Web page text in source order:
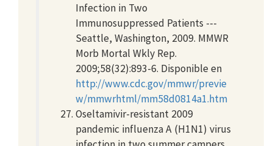
Infection in Two
Immunosuppressed Patients ---
Seattle, Washington, 2009. MMWR
Morb Mortal Wkly Rep.
2009;58(32):893-6. Disponible en
http://www.cdc.gov/mmwr/previe
w/mmwrhtml/mm58d0814a1.htm
Oseltamivir-resistant 2009
pandemic influenza A (H1N1) virus